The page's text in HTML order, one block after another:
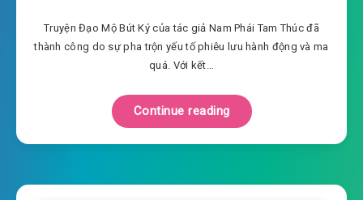
Truyện Đạo Mộ Bút Ký của tác giả Nam Phái Tam Thúc đã
thành công do sự pha trộn yếu tố phiêu lưu hành động và ma
quá. Với kết…
Continue reading